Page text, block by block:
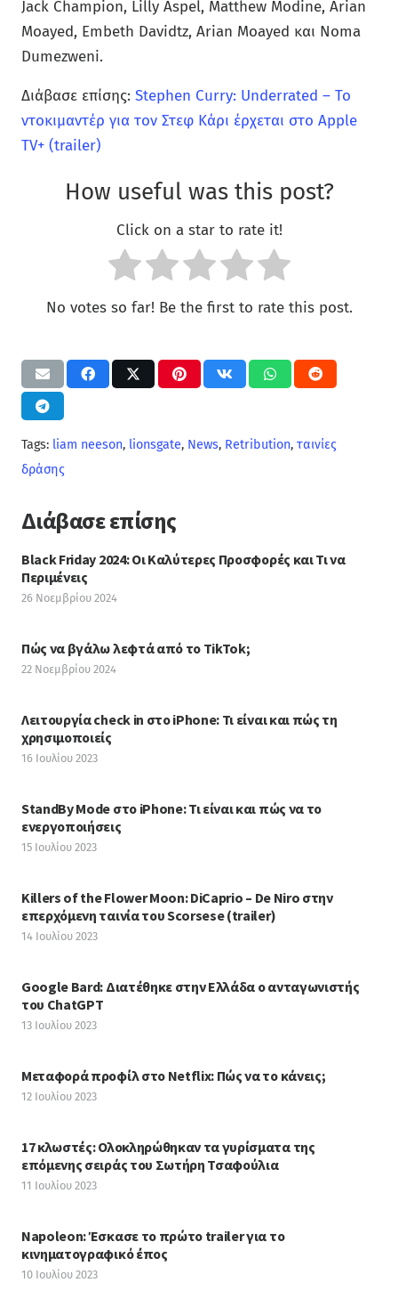
Jack Champion, Lilly Aspel, Matthew Modine, Arian
Moayed, Embeth Davidtz, Arian Moayed και Noma
Dumezweni.
Διάβασε επίσης: Stephen Curry: Underrated – To
ντοκιμαντέρ για τον Στεφ Κάρι έρχεται στο Apple
TV+ (trailer)
How useful was this post?
Click on a star to rate it!
No votes so far! Be the first to rate this post.
Tags: liam neeson, lionsgate, News, Retribution, ταινίες
δράσης
Διάβασε επίσης
Black Friday 2024: Οι Καλύτερες Προσφορές και Τι να
Περιμένεις
26 Νοεμβρίου 2024
Πώς να βγάλω λεφτά από το TikTok;
22 Νοεμβρίου 2024
Λειτουργία check in στο iPhone: Τι είναι και πώς τη
χρησιμοποιείς
16 Ιουλίου 2023
StandBy Mode στο iPhone: Τι είναι και πώς να το
ενεργοποιήσεις
15 Ιουλίου 2023
Killers of the Flower Moon: DiCaprio – De Niro στην
επερχόμενη ταινία του Scorsese (trailer)
14 Ιουλίου 2023
Google Bard: Διατέθηκε στην Ελλάδα ο ανταγωνιστής
του ChatGPT
13 Ιουλίου 2023
Μεταφορά προφίλ στο Netflix: Πώς να το κάνεις;
12 Ιουλίου 2023
17 κλωστές: Ολοκληρώθηκαν τα γυρίσματα της
επόμενης σειράς του Σωτήρη Τσαφούλια
11 Ιουλίου 2023
Napoleon: Έσκασε το πρώτο trailer για το
κινηματογραφικό έπος
10 Ιουλίου 2023